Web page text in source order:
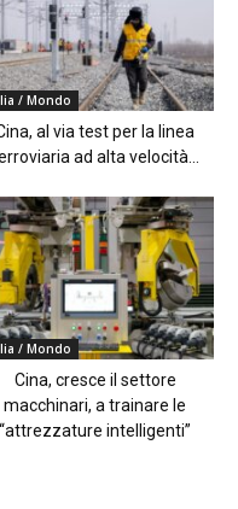
/ Mondo
al via test per la linea
ad alta velocità...
/ Mondo
Cina, cresce il settore
macchinari, a trainare le
“attrezzature intelligenti”